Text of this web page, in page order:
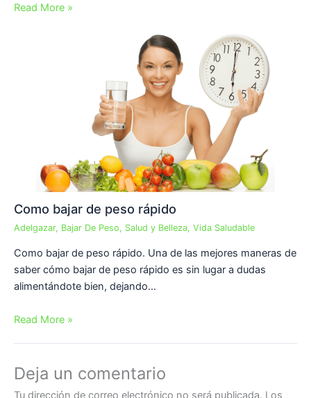
Read More »
Como bajar de peso rápido
Adelgazar, Bajar De Peso, Salud y Belleza, Vida Saludable
Como bajar de peso rápido. Una de las mejores maneras de
saber cómo bajar de peso rápido es sin lugar a dudas
alimentándote bien, dejando…
Read More »
Deja un comentario
Tu dirección de correo electrónico no será publicada. Los